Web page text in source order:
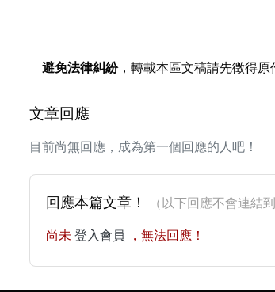
避免法律糾紛，轉載本區文稿請先徵得原
文章回應
目前尚無回應，成為第一個回應的人吧！
回應本篇文章！ （以下回應不會連結
尚未 登入會員 ，無法回應！